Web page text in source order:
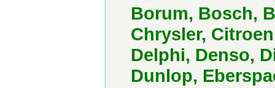
Borum, Bosch,
Chrysler,
Delphi, Denso,
Dunlop,